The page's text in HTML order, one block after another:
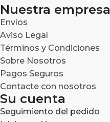
Nuestra empresa
Envíos
Aviso Legal
Términos y Condiciones
Sobre Nosotros
Pagos Seguros
Contacte con nosotros
Su cuenta
Seguimiento del pedido